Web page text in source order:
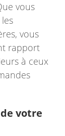
vous
vous
rapport
à ceux
votre